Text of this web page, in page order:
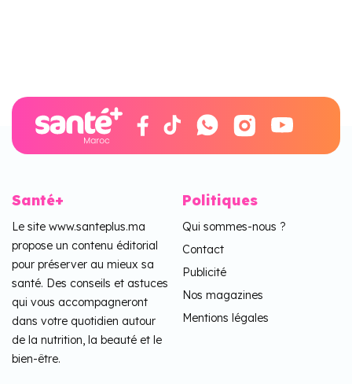
Santé+
Le site www.santeplus.ma
propose un contenu éditorial
pour préserver au mieux sa
santé. Des conseils et astuces
qui vous accompagneront
dans votre quotidien autour
de la nutrition, la beauté et le
bien-être.
Politiques
Qui sommes-nous ?
Contact
Publicité
Nos magazines
Mentions légales